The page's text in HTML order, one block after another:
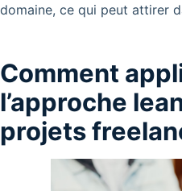
domaine, ce qui peut attirer
Comment
l’approche
projets